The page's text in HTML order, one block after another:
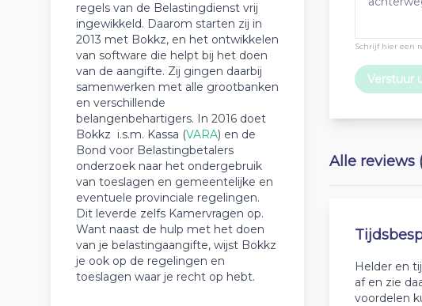
regels van de Belastingdienst vrij
ingewikkeld. Daarom starten zij in
2013 met Bokkz, en het ontwikkelen
van software die helpt bij het doen
van de aangifte. Zij gingen daarbij
samenwerken met alle grootbanken
en verschillende
belangenbehartigers. In 2016 doet
Bokkz i.s.m. Kassa (VARA) en de
Bond voor Belastingbetalers
onderzoek naar het ondergebruik
van toeslagen en gemeentelijke en
eventuele provinciale regelingen.
Dit leverde zelfs Kamervragen op.
Want naast de hulp met het doen
van je belastingaangifte, wijst Bokkz
je ook op de regelingen en
toeslagen waar je recht op hebt.
Schrijf hier een
Verstuur
Alle reviews
Helder en
af en zie
voordelen